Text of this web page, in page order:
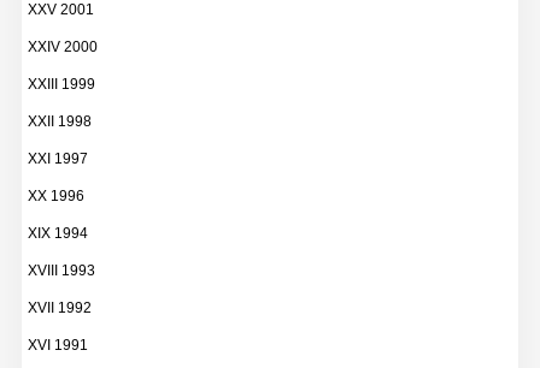
XXV 2001
XXIV 2000
XXIII 1999
XXII 1998
XXI 1997
XX 1996
XIX 1994
XVIII 1993
XVII 1992
XVI 1991